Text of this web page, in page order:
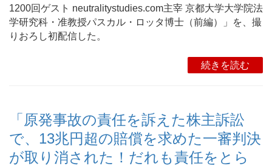
1200回ゲスト neutralitystudies.com主宰 京都大学大学院法
学研究科・准教授パスカル・ロッタ博士（前編）」を、撮
りおろし初配信した。
続きを読む
「原発事故の責任を訴えた株主訴訟
で、13兆円超の賠償を求めた一審判決
が取り消された！だれも責任をとら